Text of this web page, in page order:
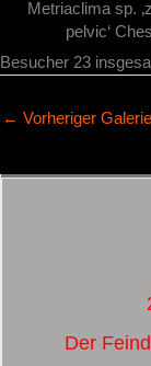
Metriaclima sp.
pelvic‘
Besucher 23
← Vorheriger Galerie
Der